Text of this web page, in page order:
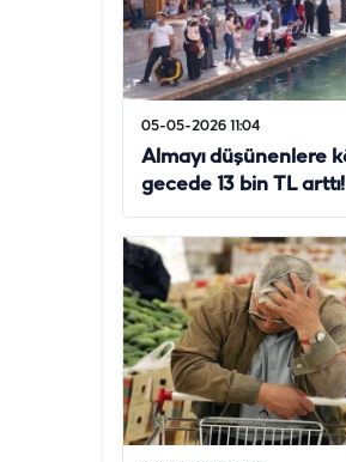
05-05-2026 11:04
Almayı düşünenlere
gecede 13 bin TL arttı!